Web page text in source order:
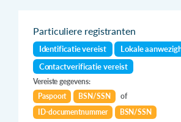
Particuliere registranten
Identificatie vereist
Lokale
Contactverificatie vereist
Vereiste gegevens:
Paspoort
BSN/SSN
of
ID-documentnummer
BSN/SSN